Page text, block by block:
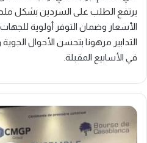
يرتفع الطلب على السردين بشكل
الأسعار وضمان التوفر أولوية
التدابير مرهونا بتحسن الأحوال
في الأسابيع المقبلة.
مجموعة
CMGP
تكشف